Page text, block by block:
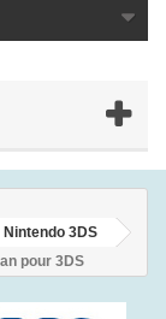
Nintendo 3DS
pour 3DS